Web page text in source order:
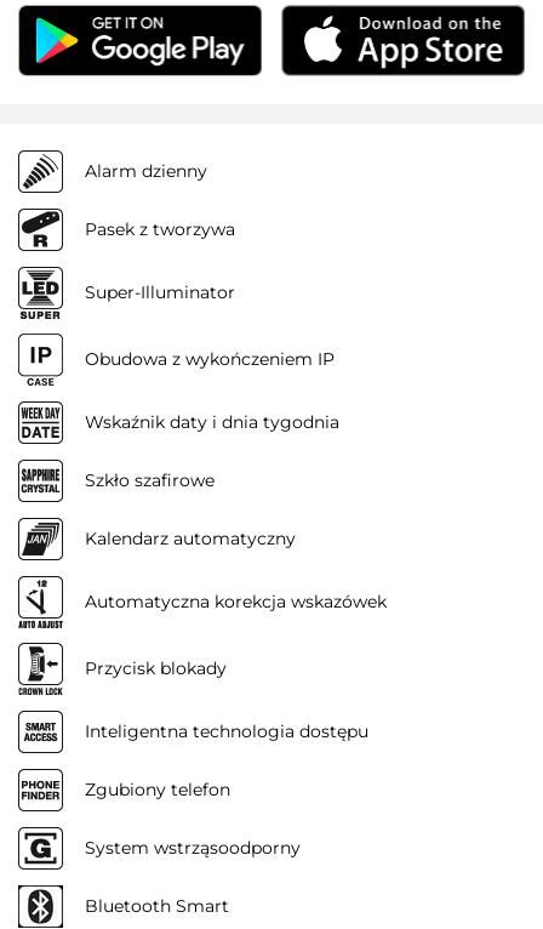
Alarm dzienny
Pasek z tworzywa
Super-Illuminator
Obudowa z wykończeniem IP
Wskaźnik daty i dnia tygodnia
Szkło szafirowe
Kalendarz automatyczny
Automatyczna korekcja wskazówek
Przycisk blokady
Inteligentna technologia dostępu
Zgubiony telefon
System wstrząsoodporny
Bluetooth Smart